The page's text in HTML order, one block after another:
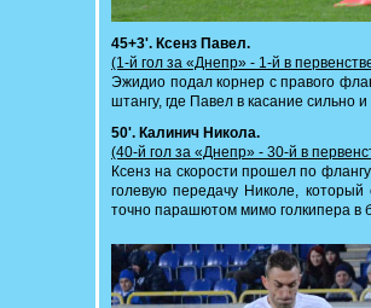
45+3'. Ксенз Павел.
(1-й гол за «Днепр» - 1-й в
Эжидио подал корнер с правого
штангу, где Павел в касание сильно
50'. Калинич Никола.
(40-й гол за «Днепр» - 30-й в
Ксенз на скорости прошел по
голевую передачу Николе, который
точно парашютом мимо голкипера в